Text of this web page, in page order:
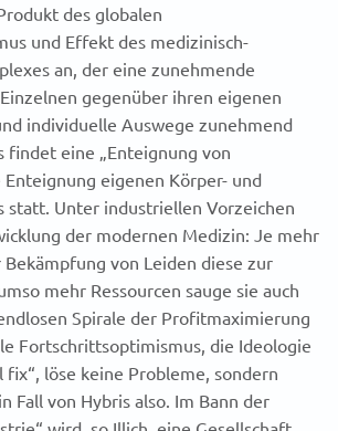
des globalen
und Effekt des medizinisch-
an, der eine zunehmende
gegenüber ihren eigenen
individuelle Auswege zunehmend
findet eine „Enteignung von
Enteignung eigenen Körper- und
statt. Unter industriellen Vorzeichen
der modernen Medizin: Je mehr
von Leiden diese zur
mehr Ressourcen sauge sie auch
Spirale der Profitmaximierung
Fortschrittsoptimismus, die Ideologie
fix“, löse keine Probleme, sondern
Fall von Hybris also. Im Bann der